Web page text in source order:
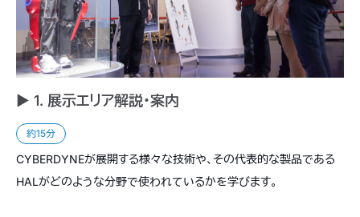
► 1. 展示エリア解説・案内
約15分
CYBERDYNEが展開する様々な技術や、その代表的な製品である
HALがどのような分野で使われているかを学びます。